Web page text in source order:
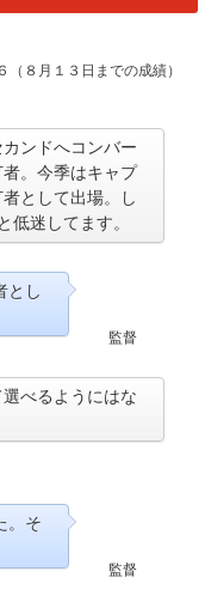
（８月１３日までの成績）
ンドへコンバー
者。今季はキャプ
として出場。し
低迷してます。
監督
とし
べるようにはな
監督
。そ